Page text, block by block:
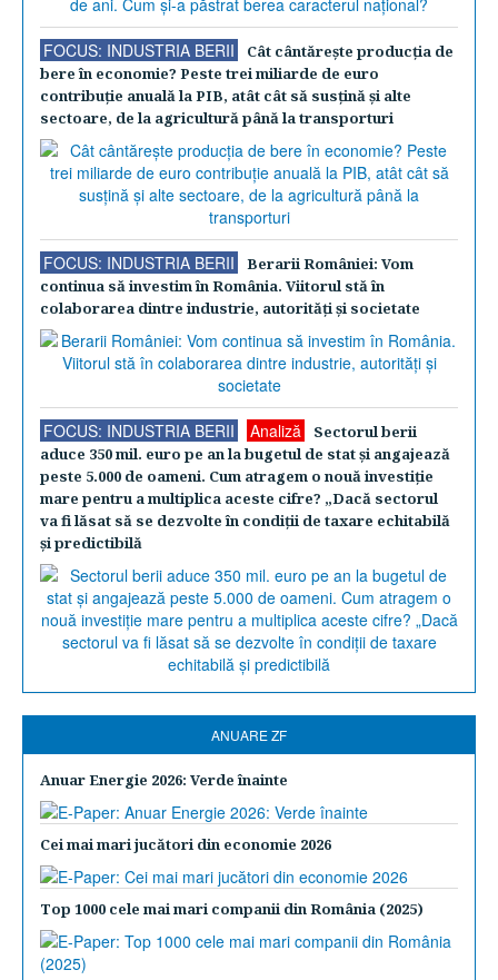
FOCUS: INDUSTRIA BERII
Cât cântăreşte producţia de
bere în economie? Peste trei miliarde de euro
contribuţie anuală la PIB, atât cât să susţină şi alte
sectoare, de la agricultură până la transporturi
FOCUS: INDUSTRIA BERII
Berarii României: Vom
continua să investim în România. Viitorul stă în
colaborarea dintre industrie, autorităţi şi societate
FOCUS: INDUSTRIA BERII Analiză
Sectorul berii
aduce 350 mil. euro pe an la bugetul de stat şi angajează
peste 5.000 de oameni. Cum atragem o nouă investiţie
mare pentru a multiplica aceste cifre? „Dacă sectorul
va fi lăsat să se dezvolte în condiţii de taxare echitabilă
şi predictibilă
ANUARE ZF
Anuar Energie 2026: Verde înainte
Cei mai mari jucători din economie 2026
Top 1000 cele mai mari companii din România (2025)